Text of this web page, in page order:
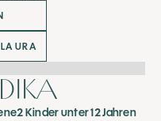
URA
2 Kinder unter 12 Jahren